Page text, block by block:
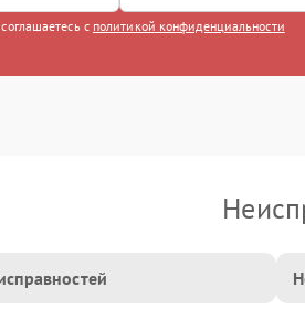
с политикой конфиденциальности